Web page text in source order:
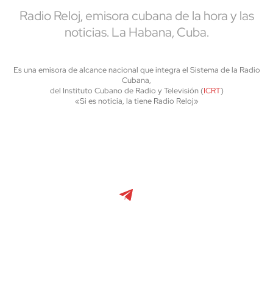
Radio Reloj, emisora cubana de la hora y las
noticias. La Habana, Cuba.
Es una emisora de alcance nacional que integra el Sistema de la Radio
Cubana,
del Instituto Cubano de Radio y Televisión (ICRT)
«Si es noticia, la tiene Radio Reloj»